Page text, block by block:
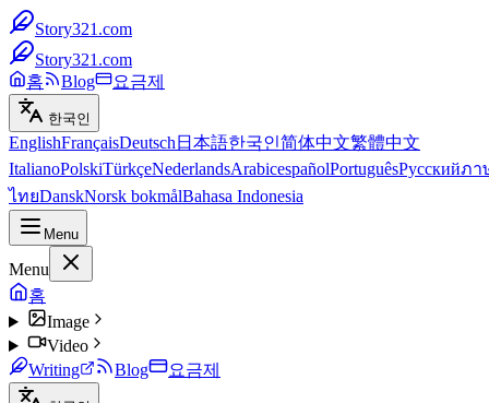
Story321.com
Story321.com
홈
Blog 요금제
한국인
EnglishFrançaisDeutsch 日本語한국인简体中文繁體中文
ItalianoPolskiTürkçeNederlandsArabicespañolPortuguêsРусскийภา
ไทยDanskNorsk bokmålBahasa Indonesia
Menu
Menu
홈
Image
Video
Writing
Blog 요금제